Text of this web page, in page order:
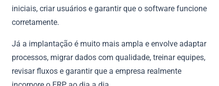
iniciais, criar usuários e garantir que o software funcione
corretamente.
Já a implantação é muito mais ampla e envolve adaptar
processos, migrar dados com qualidade, treinar equipes,
revisar fluxos e garantir que a empresa realmente